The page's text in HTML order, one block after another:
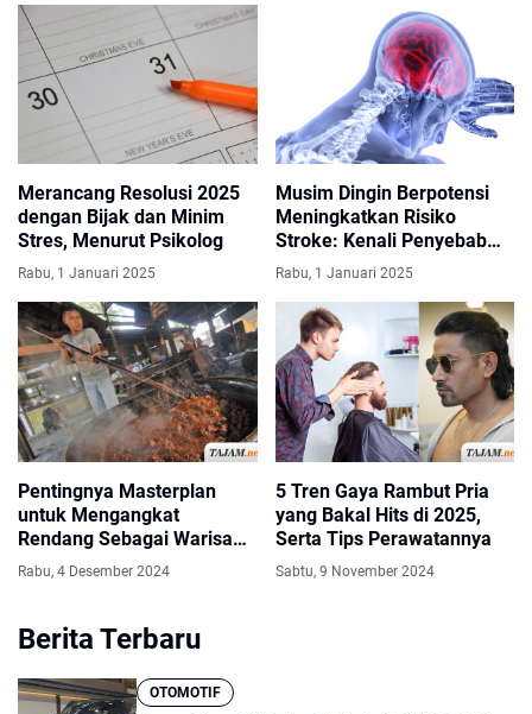
Merancang Resolusi 2025
dengan Bijak dan Minim
Stres, Menurut Psikolog
Rabu, 1 Januari 2025
Musim Dingin Berpotensi
Meningkatkan Risiko
Stroke: Kenali Penyebab
dan Pencegahannya
Rabu, 1 Januari 2025
Pentingnya Masterplan
untuk Mengangkat
Rendang Sebagai Warisan
Budaya Dunia
Rabu, 4 Desember 2024
5 Tren Gaya Rambut Pria
yang Bakal Hits di 2025,
Serta Tips Perawatannya
Sabtu, 9 November 2024
Berita Terbaru
OTOMOTIF